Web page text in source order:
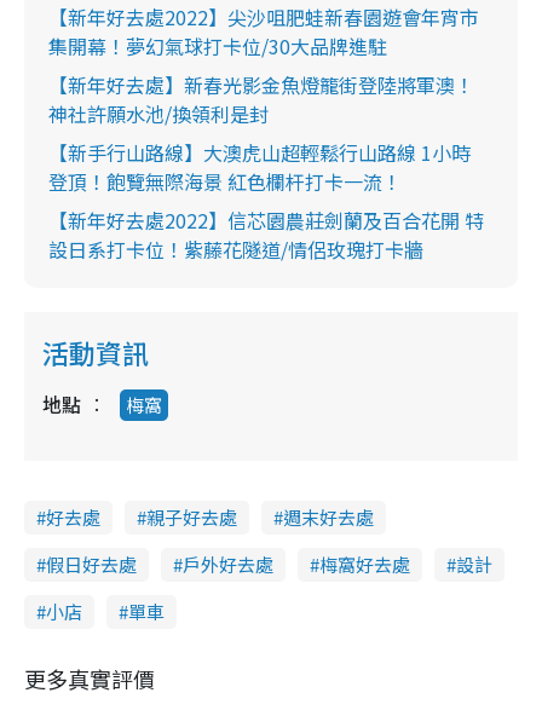
【新年好去處2022】尖沙咀肥蛙新春園遊會年宵市
集開幕！夢幻氣球打卡位/30大品牌進駐
【新年好去處】新春光影金魚燈籠街登陸將軍澳！
神社許願水池/換領利是封
【新手行山路線】大澳虎山超輕鬆行山路線 1小時
登頂！飽覽無際海景 紅色欄杆打卡一流！
【新年好去處2022】信芯園農莊劍蘭及百合花開 特
設日系打卡位！紫藤花隧道/情侶玫瑰打卡牆
活動資訊
地點 梅窩
好去處 親子好去處
週末好去處
假日好去處
戶外好去處 梅窩好去處
設計
小店
單車
更多真實評價